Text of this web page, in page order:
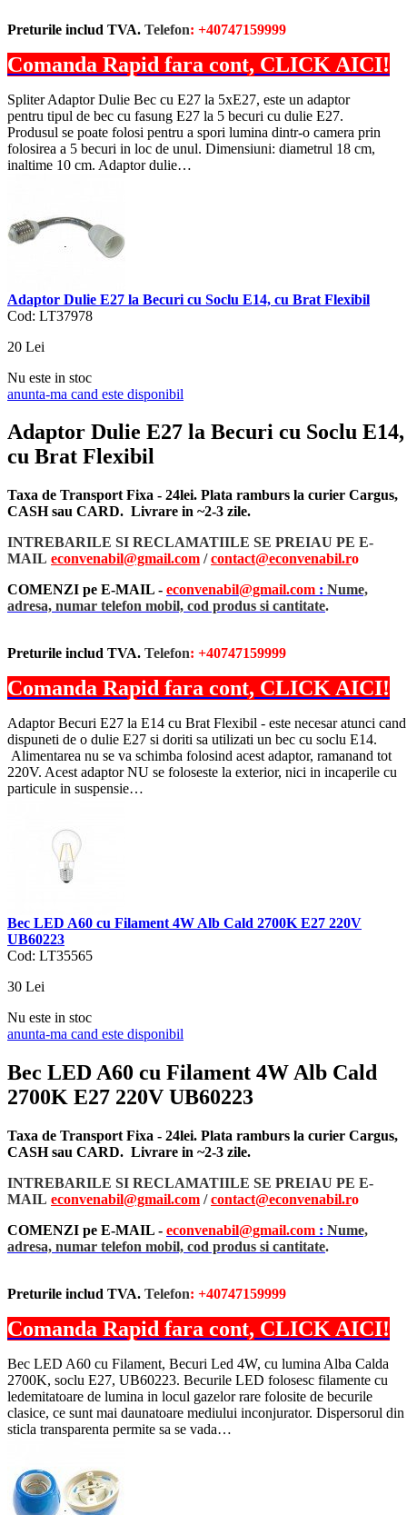
Preturile includ TVA. Telefon: +40747159999
Comanda Rapid fara cont, CLICK AICI!
Spliter Adaptor Dulie Bec cu E27 la 5xE27, este un adaptor
pentru tipul de bec cu fasung E27 la 5 becuri cu dulie E27.
Produsul se poate folosi pentru a spori lumina dintr-o camera prin
folosirea a 5 becuri in loc de unul. Dimensiuni: diametrul 18 cm,
inaltime 10 cm. Adaptor dulie…
Adaptor Dulie E27 la Becuri cu Soclu E14, cu Brat Flexibil
Cod: LT37978
20 Lei
Nu este in stoc
anunta-ma cand este disponibil
Adaptor Dulie E27 la Becuri cu Soclu E14,
cu Brat Flexibil
Taxa de Transport Fixa - 24lei. Plata ramburs la curier Cargus,
CASH sau CARD. Livrare in ~2-3 zile.
INTREBARILE SI RECLAMATIILE SE PREIAU PE E-
MAIL econvenabil@gmail.com /contact@econvenabil.ro
COMENZI pe E-MAIL - econvenabil@gmail.com : Nume,
adresa, numar telefon mobil, cod produs si cantitate.
Preturile includ TVA. Telefon: +40747159999
Comanda Rapid fara cont, CLICK AICI!
Adaptor Becuri E27 la E14 cu Brat Flexibil - este necesar atunci cand
dispuneti de o dulie E27 si doriti sa utilizati un bec cu soclu E14.
Alimentarea nu se va schimba folosind acest adaptor, ramanand tot
220V. Acest adaptor NU se foloseste la exterior, nici in incaperile cu
particule in suspensie…
Bec LED A60 cu Filament 4W Alb Cald 2700K E27 220V
UB60223
Cod: LT35565
30 Lei
Nu este in stoc
anunta-ma cand este disponibil
Bec LED A60 cu Filament 4W Alb Cald
2700K E27 220V UB60223
Taxa de Transport Fixa - 24lei. Plata ramburs la curier Cargus,
CASH sau CARD. Livrare in ~2-3 zile.
INTREBARILE SI RECLAMATIILE SE PREIAU PE E-
MAIL econvenabil@gmail.com /contact@econvenabil.ro
COMENZI pe E-MAIL - econvenabil@gmail.com : Nume,
adresa, numar telefon mobil, cod produs si cantitate.
Preturile includ TVA. Telefon: +40747159999
Comanda Rapid fara cont, CLICK AICI!
Bec LED A60 cu Filament, Becuri Led 4W, cu lumina Alba Calda
2700K, soclu E27, UB60223. Becurile LED folosesc filamente cu
ledemitatoare de lumina in locul gazelor rare folosite de becurile
clasice, ce sunt mai daunatoare mediului inconjurator. Dispersorul din
sticla transparenta permite sa se vada…